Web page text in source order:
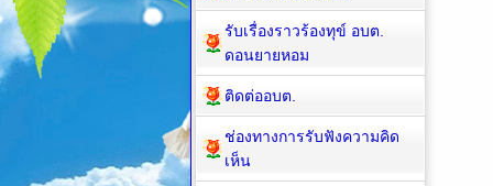
รับเรื่องราวร้องทุข์ อบต.
ดอนยายหอม
ติดต่ออบต.
ช่องทางการรับฟังความคิด
เห็น